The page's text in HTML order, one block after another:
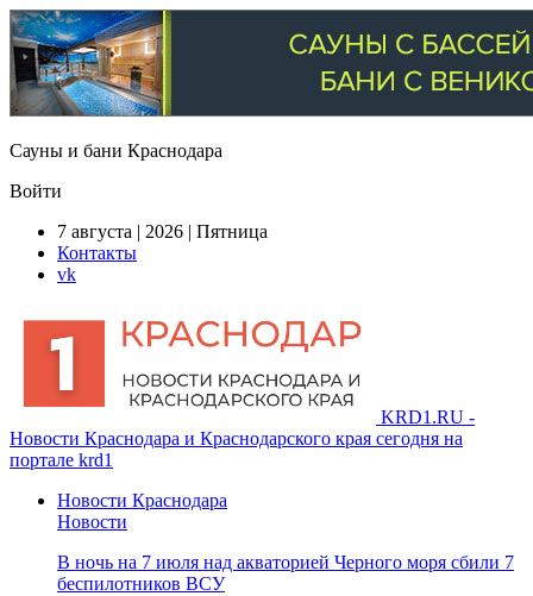
Сауны и бани Краснодара
Войти
7 августа | 2026 | Пятница
Контакты
vk
KRD1.RU -
Новости Краснодара и Краснодарского края сегодня на
портале krd1
Новости Краснодара
Новости
В ночь на 7 июля над акваторией Черного моря сбили 7
беспилотников ВСУ